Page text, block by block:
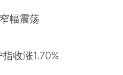
幅震荡
收涨1.70%